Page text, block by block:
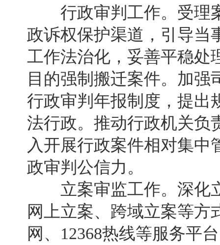
行政审判工作。受理案
政诉权保护渠道，引导当
工作法治化，妥善平稳处
目的强制搬迁案件。加
行政审判年报制度，提出
法行政。推动行政机关负
入开展行政案件相对集
政审判公信力。
立案审监工作。深化
网上立案、跨域立案等方
网、12368热线等服务平